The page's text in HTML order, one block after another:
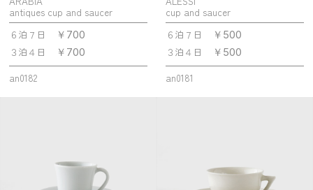
antiques cup and saucer
６泊７日
￥700
３泊４日 ￥700
an0182
cup and saucer
６泊７日
￥500
３泊４日 ￥500
an0181